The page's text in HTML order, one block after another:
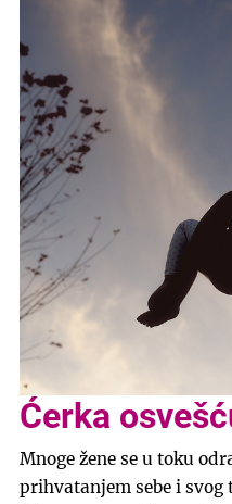
Ćerka
Mnoge žene se u toku
prihvatanjem sebe i svog